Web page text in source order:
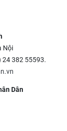
Nội
24 382 55593.
Dân